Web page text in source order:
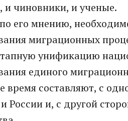
и чиновники, и ученые.
его мнению,
миграционных
унификацию
единого
время составляют, с
России и, с другой